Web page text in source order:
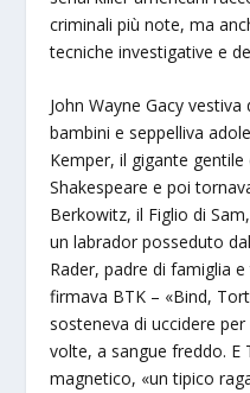
criminali più note, ma
tecniche investigative e
John Wayne Gacy
bambini e seppelliva
Kemper, il gigante
Shakespeare e poi
Berkowitz, il Figlio di
un labrador posseduto
Rader, padre di famiglia
firmava BTK – «Bind,
sosteneva di uccidere
volte, a sangue freddo. E
magnetico, «un tipico